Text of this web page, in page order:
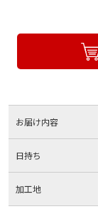
お届け内容
日持ち
加工地